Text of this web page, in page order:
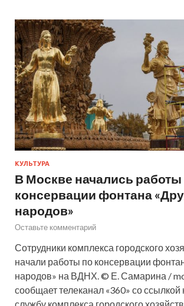
КУЛЬТУРА
В Москве начались работы
консервации фонтана
народов»
Оставьте комментарий
Сотрудники комплекса городского
начали работы по консервации
народов» на ВДНХ. © Е. Самарина /
сообщает телеканал «360» со ссылкой